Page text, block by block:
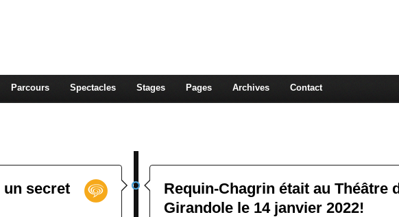
Parcours Spectacles Stages Pages Archives Contact
un secret
Requin-Chagrin était au Théâtre
Girandole le 14 janvier 2022!